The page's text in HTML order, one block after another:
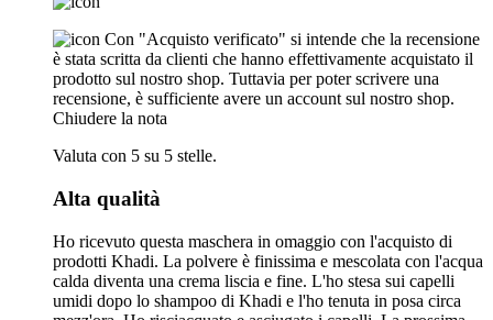
Con "Acquisto verificato" si intende che la recensione
è stata scritta da clienti che hanno effettivamente acquistato il
prodotto sul nostro shop. Tuttavia per poter scrivere una
recensione, è sufficiente avere un account sul nostro shop.
Chiudere la nota
Valuta con 5 su 5 stelle.
Alta qualità
Ho ricevuto questa maschera in omaggio con l'acquisto di
prodotti Khadi. La polvere è finissima e mescolata con l'acqua
calda diventa una crema liscia e fine. L'ho stesa sui capelli
umidi dopo lo shampoo di Khadi e l'ho tenuta in posa circa